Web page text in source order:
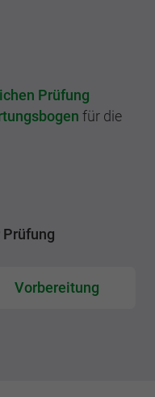
Prüfung
für die
Vorbereitung